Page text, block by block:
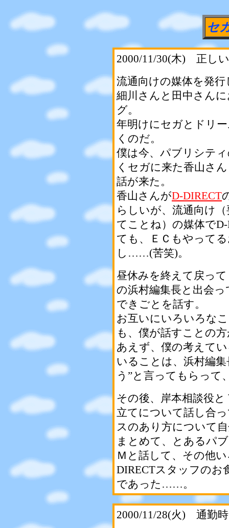
セ
2000/11/30(木) 正し
流通向けの媒体を発
細川さんと田中さん
グ。
年明けにセガとドリ
くのだ。
僕は今、パブリシテ
くセガに来た香山さ
話が来た。
香山さんがD-DIRECT
らしいが、流通向け
てことね）の媒体で
ても、ＥＣもやって
し……(苦笑)。
昼休みを終えて戻っ
の浜村編集長と出会
できごとを話す。
お互いにいろいろな
も、僕が話すことの
あえず、僕の考えて
いることは、浜村編
う”と言ってもらって
その後、岸本相談役
立てについて話し合
スのあり方について
まとめて、とあるパ
Ｍと話して、その他
DIRECTスタッフのお
であった……。
2000/11/28(火) 通勤